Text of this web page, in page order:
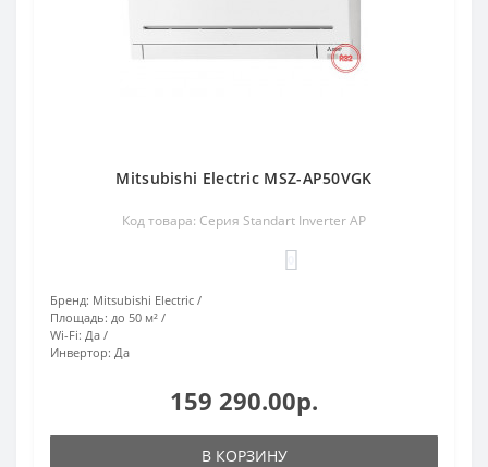
Mitsubishi Electric MSZ-AP50VGK
Код товара: Серия Standart Inverter AP
Бренд: Mitsubishi Electric
Площадь: до 50 м²
Wi-Fi: Да
Инвертор: Да
159 290.00р.
В КОРЗИНУ